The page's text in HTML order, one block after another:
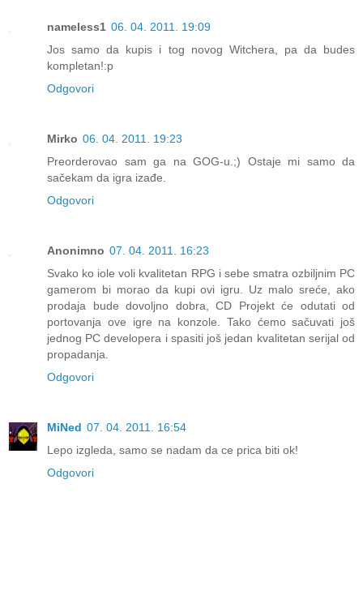
nameless1 06. 04. 2011. 19:09
Jos samo da kupis i tog novog Witchera, pa da budes
kompletan!:p
Odgovori
Mirko 06. 04. 2011. 19:23
Preorderovao sam ga na GOG-u.;) Ostaje mi samo da
sačekam da igra izađe.
Odgovori
Anonimno 07. 04. 2011. 16:23
Svako ko iole voli kvalitetan RPG i sebe smatra ozbiljnim PC
gamerom bi morao da kupi ovi igru. Uz malo sreće, ako
prodaja bude dovoljno dobra, CD Projekt će odutati od
portovanja ove igre na konzole. Tako ćemo sačuvati još
jednog PC developera i spasiti još jedan kvalitetan serijal od
propadanja.
Odgovori
MiNed 07. 04. 2011. 16:54
Lepo izgleda, samo se nadam da ce prica biti ok!
Odgovori